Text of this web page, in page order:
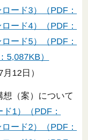
ロード3）（PDF：
ロード4）（PDF：
ロード5）（PDF：
5,087KB）
12日）
（案）について
ド1）（PDF：
ロード2）（PDF：